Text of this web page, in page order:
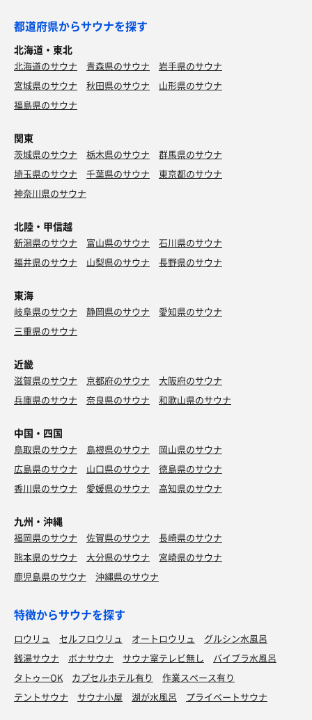
都道府県からサウナを探す
北海道・東北
北海道のサウナ 青森県のサウナ
岩手県のサウナ
宮城県のサウナ
秋田県のサウナ
山形県のサウナ
福島県のサウナ
関東
茨城県のサウナ 栃木県のサウナ
群馬県のサウナ
埼玉県のサウナ
千葉県のサウナ
東京都のサウナ
神奈川県のサウナ
北陸・甲信越
新潟県のサウナ 富山県のサウナ
石川県のサウナ
福井県のサウナ
山梨県のサウナ 長野県のサウナ
東海
岐阜県のサウナ 静岡県のサウナ
愛知県のサウナ
三重県のサウナ
近畿
滋賀県のサウナ 京都府のサウナ
大阪府のサウナ
兵庫県のサウナ
奈良県のサウナ 和歌山県のサウナ
中国・四国
鳥取県のサウナ 島根県のサウナ
岡山県のサウナ
広島県のサウナ
山口県のサウナ
徳島県のサウナ
香川県のサウナ
愛媛県のサウナ 高知県のサウナ
九州・沖縄
福岡県のサウナ 佐賀県のサウナ
長崎県のサウナ
熊本県のサウナ
大分県のサウナ
宮崎県のサウナ
鹿児島県のサウナ
沖縄県のサウナ
特徴からサウナを探す
ロウリュ セルフロウリュ オートロウリュ
グルシン水風呂
銭湯サウナ
ボナサウナ サウナ室テレビ無し
バイブラ水風呂
タトゥーOK
カプセルホテル有り
作業スペース有り
テントサウナ
サウナ小屋 湖が水風呂 プライベートサウナ